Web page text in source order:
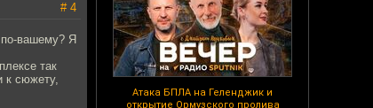
Атака БПЛА на Геленджик и
открытие Ормузского пролива
# 4
вашему? Я
так
к сюжету,